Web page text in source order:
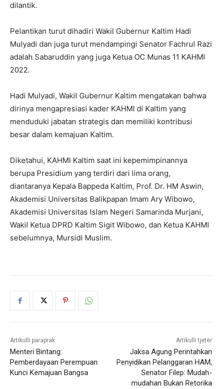
dilantik.
Pelantikan turut dihadiri Wakil Gubernur Kaltim Hadi
Mulyadi dan juga turut mendampingi Senator Fachrul Razi
adalah Sabaruddin yang juga Ketua OC Munas 11 KAHMI
2022.
Hadi Mulyadi, Wakil Gubernur Kaltim mengatakan bahwa
dirinya mengapresiasi kader KAHMI di Kaltim yang
menduduki jabatan strategis dan memiliki kontribusi
besar dalam kemajuan Kaltim.
Diketahui, KAHMI Kaltim saat ini kepemimpinannya
berupa Presidium yang terdiri dari lima orang,
diantaranya Kepala Bappeda Kaltim, Prof. Dr. HM Aswin,
Akademisi Universitas Balikpapan Imam Ary Wibowo,
Akademisi Universitas Islam Negeri Samarinda Murjani,
Wakil Ketua DPRD Kaltim Sigit Wibowo, dan Ketua KAHMI
sebelumnya, Mursidi Muslim.
Artikulli paraprak
Menteri Bintang:
Pemberdayaan Perempuan
Kunci Kemajuan Bangsa
Artikulli tjetër
Jaksa Agung Perintahkan
Penyidikan Pelanggaran HAM,
Senator Filep: Mudah-
mudahan Bukan Retorika